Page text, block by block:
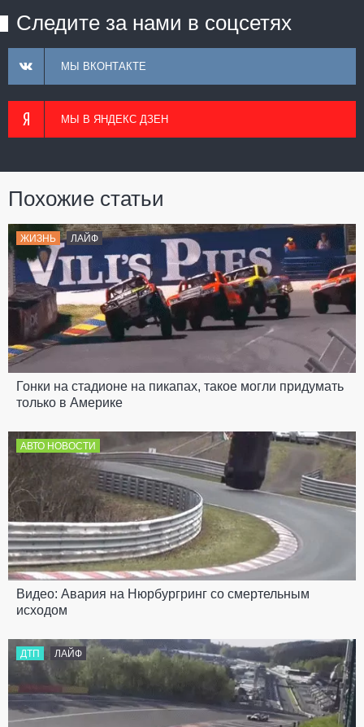
Следите за нами в соцсетях
МЫ ВКОНТАКТЕ
МЫ В ЯНДЕКС ДЗЕН
Похожие статьи
ЖИЗНЬ ЛАЙФ
Гонки на стадионе на пикапах, такое могли придумать
только в Америке
АВТО НОВОСТИ
Видео: Авария на Нюрбургринг со смертельным
исходом
ДТП ЛАЙФ